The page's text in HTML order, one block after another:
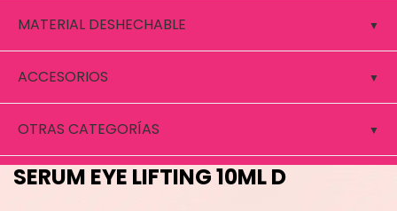
MATERIAL DESHECHABLE
ACCESORIOS
OTRAS CATEGORÍAS
SERUM EYE LIFTING 10ML D